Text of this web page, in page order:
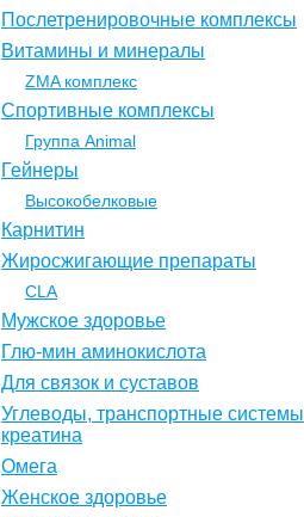
Послетренировочные комплексы
Витамины и минералы
ZMA комплекс
Спортивные комплексы
Группа Animal
Гейнеры
Высокобелковые
Карнитин
Жиросжигающие препараты
CLA
Мужское здоровье
Глю-мин аминокислота
Для связок и суставов
Углеводы, транспортные системы
креатина
Омега
Женское здоровье